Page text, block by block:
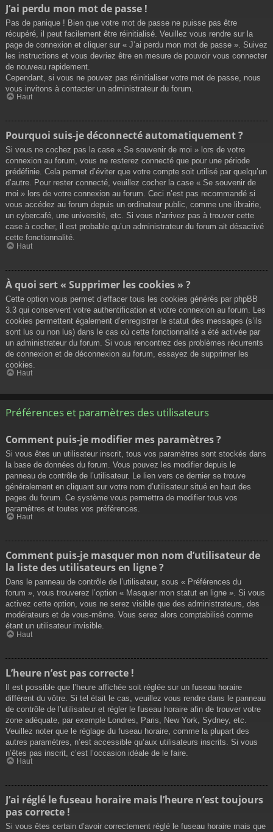
J’ai perdu mon mot de passe !
Pas de panique ! Bien que votre mot de passe ne puisse pas être
récupéré, il peut facilement être réinitialisé. Veuillez vous rendre sur la
page de connexion et cliquer sur « J’ai perdu mon mot de passe ». Suivez
les instructions et vous devriez être en mesure de pouvoir vous connecter
de nouveau rapidement.
Cependant, si vous ne pouvez pas réinitialiser votre mot de passe, nous
vous invitons à contacter un administrateur du forum.
Haut
Pourquoi suis-je déconnecté automatiquement ?
Si vous ne cochez pas la case « Se souvenir de moi » lors de votre
connexion au forum, vous ne resterez connecté que pour une période
prédéfinie. Cela permet d’éviter que votre compte soit utilisé par quelqu’un
d’autre. Pour rester connecté, veuillez cocher la case « Se souvenir de
moi » lors de votre connexion au forum. Ceci n’est pas recommandé si
vous accédez au forum depuis un ordinateur public, comme une librairie,
un cybercafé, une université, etc. Si vous n’arrivez pas à trouver cette
case à cocher, il est probable qu’un administrateur du forum ait désactivé
cette fonctionnalité.
Haut
À quoi sert « Supprimer les cookies » ?
Cette option vous permet d’effacer tous les cookies générés par phpBB
3.3 qui conservent votre authentification et votre connexion au forum. Les
cookies permettent également d’enregistrer le statut des messages (s’ils
sont lus ou non lus) dans le cas où cette fonctionnalité a été activée par
un administrateur du forum. Si vous rencontrez des problèmes récurrents
de connexion et de déconnexion au forum, essayez de supprimer les
cookies.
Haut
Préférences et paramètres des utilisateurs
Comment puis-je modifier mes paramètres ?
Si vous êtes un utilisateur inscrit, tous vos paramètres sont stockés dans
la base de données du forum. Vous pouvez les modifier depuis le
panneau de contrôle de l’utilisateur. Le lien vers ce dernier se trouve
généralement en cliquant sur votre nom d’utilisateur situé en haut des
pages du forum. Ce système vous permettra de modifier tous vos
paramètres et toutes vos préférences.
Haut
Comment puis-je masquer mon nom d’utilisateur de
la liste des utilisateurs en ligne ?
Dans le panneau de contrôle de l’utilisateur, sous « Préférences du
forum », vous trouverez l’option « Masquer mon statut en ligne ». Si vous
activez cette option, vous ne serez visible que des administrateurs, des
modérateurs et de vous-même. Vous serez alors comptabilisé comme
étant un utilisateur invisible.
Haut
L’heure n’est pas correcte !
Il est possible que l’heure affichée soit réglée sur un fuseau horaire
différent du vôtre. Si tel était le cas, veuillez vous rendre dans le panneau
de contrôle de l’utilisateur et régler le fuseau horaire afin de trouver votre
zone adéquate, par exemple Londres, Paris, New York, Sydney, etc.
Veuillez noter que le réglage du fuseau horaire, comme la plupart des
autres paramètres, n’est accessible qu’aux utilisateurs inscrits. Si vous
n’êtes pas inscrit, c’est l’occasion idéale de le faire.
Haut
J’ai réglé le fuseau horaire mais l’heure n’est toujours
pas correcte !
Si vous êtes certain d’avoir correctement réglé le fuseau horaire mais que